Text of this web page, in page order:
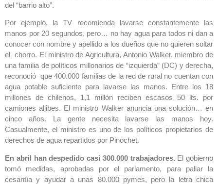
del “barrio alto”.
Por ejemplo, la TV recomienda lavarse constantemente las
manos por 20 segundos, pero… no hay agua para todos ni dan a
conocer con nombre y apellido a los dueños que no quieren soltar
el chorro. El ministro de Agricultura, Antonio Walker, miembro de
una familia de políticos millonarios de “izquierda” (DC) y derecha,
reconoció que 400.000 familias de la red de rural no cuentan con
agua potable suficiente para lavarse las manos. Entre los 18
millones de chilenos, 1,1 millón reciben escasos 50 lts. por
camiones aljibes. El ministro Walker anuncia una solución… en
cinco años. La gente necesita lavarse las manos hoy.
Casualmente, el ministro es uno de los políticos propietarios de
derechos de agua repartidos por Pinochet.
En abril han despedido casi 300.000 trabajadores. El gobierno
tomó medidas, aprobadas por el parlamento, para paliar la
cesantía y ayudar a unas 80.000 pymes, pero la letra chica